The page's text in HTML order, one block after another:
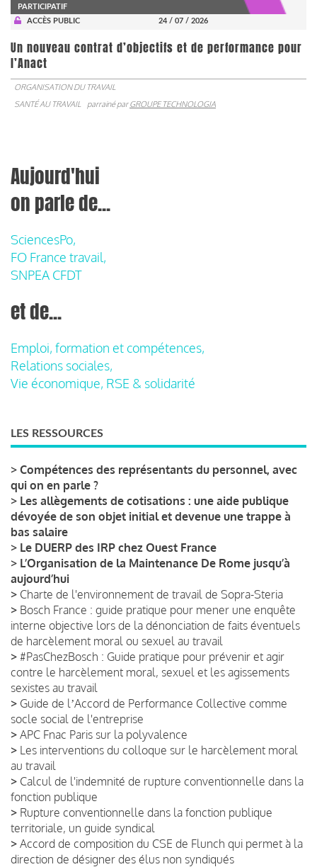
PARTICIPATIF
ACCÈS PUBLIC
24 / 07 / 2026
Un nouveau contrat d’objectifs et de performance pour
l’Anact
ORGANISATION DU TRAVAIL
SANTÉ AU TRAVAIL
parrainé parGROUPE TECHNOLOGIA
Aujourd'hui
on parle de...
SciencesPo,
FO France travail,
SNPEA CFDT
et de...
Emploi, formation et compétences,
Relations sociales,
Vie économique, RSE & solidarité
LES RESSOURCES
> Compétences des représentants du personnel, avec
qui on en parle ?
> Les allègements de cotisations : une aide publique
dévoyée de son objet initial et devenue une trappe à
bas salaire
> Le DUERP des IRP chez Ouest France
> L’Organisation de la Maintenance De Rome jusqu’à
aujourd’hui
> Charte de l'environnement de travail de Sopra-Steria
> Bosch France : guide pratique pour mener une enquête
interne objective lors de la dénonciation de faits éventuels
de harcèlement moral ou sexuel au travail
> #PasChezBosch : Guide pratique pour prévenir et agir
contre le harcèlement moral, sexuel et les agissements
sexistes au travail
> Guide de lʼAccord de Performance Collective comme
socle social de l'entreprise
> APC Fnac Paris sur la polyvalence
> Les interventions du colloque sur le harcèlement moral
au travail
> Calcul de l'indemnité de rupture conventionnelle dans la
fonction publique
> Rupture conventionnelle dans la fonction publique
territoriale, un guide syndical
> Accord de composition du CSE de Flunch qui permet à la
direction de désigner des élus non syndiqués